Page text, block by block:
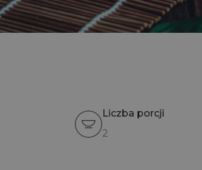
Liczba porcji
2